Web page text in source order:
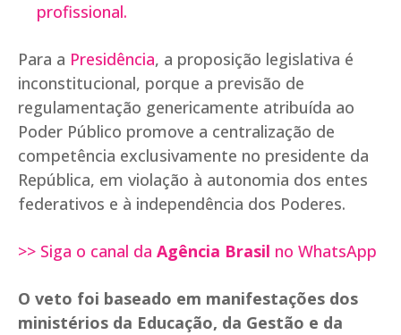
profissional.
Para a Presidência, a proposição legislativa é
inconstitucional, porque a previsão de
regulamentação genericamente atribuída ao
Poder Público promove a centralização de
competência exclusivamente no presidente da
República, em violação à autonomia dos entes
federativos e à independência dos Poderes.
>> Siga o canal da Agência Brasil no WhatsApp
O veto foi baseado em manifestações dos
ministérios da Educação, da Gestão e da